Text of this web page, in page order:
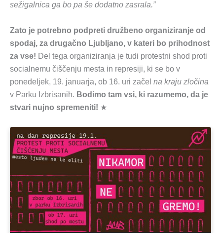
sežigalnica ga bo pa še dodatno zasrala.”
Zato je potrebno podpreti družbeno organiziranje od
spodaj, za drugačno Ljubljano, v kateri bo prihodnost
za vse! Del tega organiziranja je tudi protestni shod proti
socialnemu čiščenju mesta in represiji, ki se bo v
ponedeljek, 19. januarja, ob 16. uri začel na kraju zločina
v Parku Izbrisanih. Bodimo tam vsi, ki razumemo, da je
stvari nujno spremeniti! ★